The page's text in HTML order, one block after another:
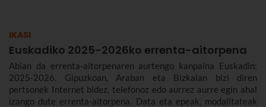
IKASI
Euskadiko 2025-2026ko errenta-aitorpena
Abian da errenta-aitorpenaren aurtengo kanpaina Euskadin:
2025-2026. Gipuzkoan, Araban eta Bizkaian bizi diren
pertsonek Internet bidez, telefonoz edo aurrez aurre egin ahal
izango dute errenta-aitorpena. Data eta epeak, modalitateak